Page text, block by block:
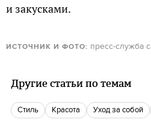
и закусками.
ИСТОЧНИК И ФОТО: пресс-служба
Другие статьи по темам
Стиль красота уход за собой